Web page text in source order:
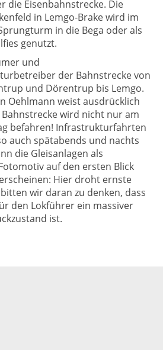
die Eisenbahnstrecke. Die
in Lemgo-Brake wird im
in die Bega oder als
genutzt.
und
der Bahnstrecke von
und Dörentrup bis Lemgo.
Oehlmann weist ausdrücklich
wird nicht nur am
befahren! Infrastrukturfahrten
auch spätabends und nachts
die Gleisanlagen als
auf den ersten Blick
Hier droht ernste
wir daran zu denken, dass
den Lokführer ein massiver
ist.